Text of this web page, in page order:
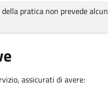
pratica non prevede alcun
assicurati di avere: